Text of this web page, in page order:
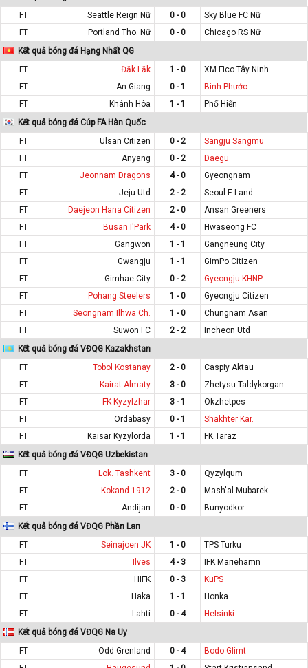
FT
Seattle Reign Nữ 0 - 0
Sky Blue FC Nữ
FT
Portland Tho. Nữ 0 - 0
Chicago RS Nữ
Kết quả bóng đá Hạng Nhất QG
FT
Đăk Lăk 1 - 0
XM Fico Tây Ninh
FT
An Giang 0 - 1
Bình Phước
FT
Khánh Hòa 1 - 1
Phố Hiến
Kết quả bóng đá Cúp FA Hàn Quốc
FT
Ulsan Citizen 0 - 2
Sangju Sangmu
FT
Anyang 0 - 2
Daegu
FT
Jeonnam Dragons 4 - 0
Gyeongnam
FT
Jeju Utd 2 - 2
Seoul E-Land
FT
Daejeon Hana Citizen 2 - 0
Ansan Greeners
FT
Busan I'Park 4 - 0
Hwaseong FC
FT
Gangwon 1 - 1
Gangneung City
FT
Gwangju 1 - 1
GimPo Citizen
FT
Gimhae City 0 - 2
Gyeongju KHNP
FT
Pohang Steelers 1 - 0
Gyeongju Citizen
FT
Seongnam Ilhwa Ch. 1 - 0
Chungnam Asan
FT
Suwon FC 2 - 2
Incheon Utd
Kết quả bóng đá VĐQG Kazakhstan
FT
Tobol Kostanay 2 - 0
Caspiy Aktau
FT
Kairat Almaty 3 - 0
Zhetysu Taldykorgan
FT
FK Kyzylzhar 3 - 1
Okzhetpes
FT
Ordabasy 0 - 1
Shakhter Kar.
FT
Kaisar Kyzylorda 1 - 1
FK Taraz
Kết quả bóng đá VĐQG Uzbekistan
FT
Lok. Tashkent 3 - 0
Qyzylqum
FT
Kokand-1912 2 - 0
Mash'al Mubarek
FT
Andijan 0 - 0
Bunyodkor
Kết quả bóng đá VĐQG Phần Lan
FT
Seinajoen JK 1 - 0
TPS Turku
FT
Ilves 4 - 3
IFK Mariehamn
FT
HIFK 0 - 3
KuPS
FT
Haka 1 - 1
Honka
FT
Lahti 0 - 4
Helsinki
Kết quả bóng đá VĐQG Na Uy
FT
Odd Grenland 0 - 4
Bodo Glimt